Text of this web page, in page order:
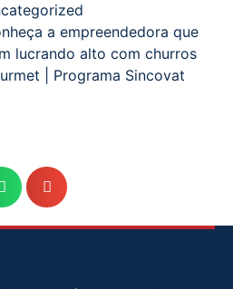
a empreendedora que
lucrando alto com churros
| Programa Sincovat